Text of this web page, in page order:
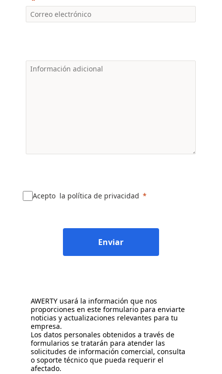
Acepto la política de privacidad
Enviar
AWERTY usará la información que nos
proporciones en este formulario para enviarte
noticias y actualizaciones relevantes para tu
empresa.
Los datos personales obtenidos a través de
formularios se tratarán para atender las
solicitudes de información comercial, consulta
o soporte técnico que pueda requerir el
afectado.